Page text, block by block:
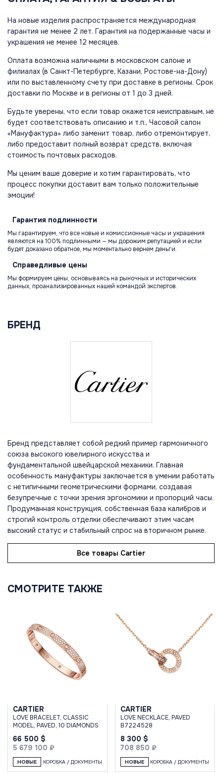
На новые изделия распространяется международная
гарантия не менее 2 лет. Гарантия на подержанные часы и
украшения не менее 12 месяцев.
Оплата возможна наличными в московском салоне и
филиалах (в Санкт-Петербурге, Казани, Ростове-на-Дону)
или по выставленному счету при доставке в регионы. Срок
доставки по Москве и в регионы от 1 до 3 дней.
Будьте уверены, что если товар окажется неисправным, не
будет соответствовать описанию и т.п., Часовой салон
«Мануфактура» либо заменит товар, либо отремонтирует,
либо предоставит полный возврат средств, включая
стоимость почтовых расходов.
Мы ценим ваше доверие и хотим гарантировать, что
процесс покупки доставит вам только положительные
эмоции!
Гарантия подлинности
Мы гарантируем, что все новые и комиссионные часы и украшения
являются на 100% подлинными — мы дорожим репутацией и если
будет доказано обратное, мы моментально вернем деньги.
Справедливые цены
Мы формируем цены, основываясь на рыночных и исторических
данных, проанализированных нашей командой экспертов.
БРЕНД
Бренд представляет собой редкий пример гармоничного
союза высокого ювелирного искусства и
фундаментальной швейцарской механики. Главная
особенность мануфактуры заключается в умении работать
с нетипичными геометрическими формами, создавая
безупречные с точки зрения эргономики и пропорций часы.
Продуманная конструкция, собственная база калибров и
строгий контроль отделки обеспечивают этим часам
высокий статус и стабильный спрос на вторичном рынке.
Все товары Cartier
СМОТРИТЕ ТАКЖЕ
CARTIER
LOVE BRACELET, CLASSIC
MODEL, PAVED, 10 DIAMONDS
66 500 $
5 679 100 ₽
НОВЫЕ КОРОБКА / ДОКУМЕНТЫ
CARTIER
LOVE NECKLACE, PAVED
B7224528
8 300 $
708 850 ₽
НОВЫЕ КОРОБКА / ДОКУМЕНТЫ